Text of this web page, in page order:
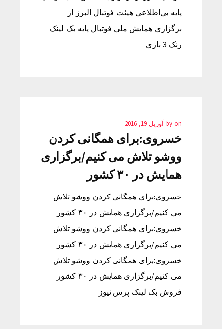
پایه بی‌اطلاعی هیئت فوتبال البرز از
برگزاری همایش ملی فوتبال پایه بک لینک
رنک 3 بازی
by on آوریل 19, 2016
خسروی:برای همگانی کردن
ووشو تلاش می کنیم/برگزاری
همایش در ۳۰ کشور
خسروی:برای همگانی کردن ووشو تلاش
می کنیم/برگزاری همایش در ۳۰ کشور
خسروی:برای همگانی کردن ووشو تلاش
می کنیم/برگزاری همایش در ۳۰ کشور
خسروی:برای همگانی کردن ووشو تلاش
می کنیم/برگزاری همایش در ۳۰ کشور
فروش بک لینک پرس نیوز